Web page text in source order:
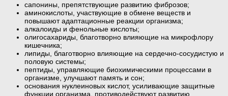
сапонины, препятствующие развитию фиброзов;
аминокислоты, участвующие в обмене веществ и
повышают адаптационные реакции организма;
алкалоиды и фенольные кислоты;
олигосахариды, благотворно влияющие на микрофлору
кишечника;
липиды, благотворно влияющие на сердечно-сосудистую и
половую системы;
пептиды, управляющие биохимическими процессами в
организме, улучшают память и сон;
основания нуклеиновых кислот, усиливающие защитные
функции организма, противодействуют развитию